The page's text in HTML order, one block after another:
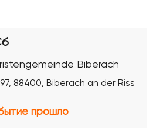
Biberach
88400, Biberach an der Riss
прошло